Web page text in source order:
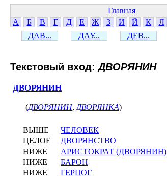
Главная
А
Б В Г Д Е Ж З И Й К Л
ДАВ...
ДАУ... ДЕВ...
Текстовый вход:ДВОРЯНИН
ДВОРЯНИН
(ДВОРЯНИН, ДВОРЯНКА)
ВЫШЕ
ЧЕЛОВЕК
ЦЕЛОЕ
ДВОРЯНСТВО
НИЖЕ
АРИСТОКРАТ (ДВОРЯНИН)
НИЖЕ
БАРОН
НИЖЕ
ГЕРЦОГ